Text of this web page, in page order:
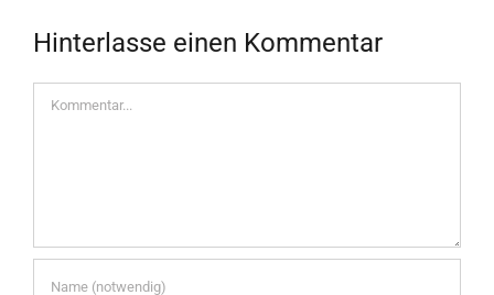
Hinterlasse einen Kommentar
Kommentar